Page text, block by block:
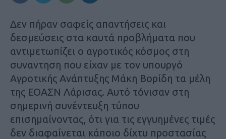
Δεν πήραν σαφείς απαντήσεις και
δεσμεύσεις στα καυτά προβλήματα που
αντιμετωπίζει ο αγροτικός κόσμος στη
συναντηση που είχαν με τον υπουργό
Αγροτικής Ανάπτυξης Μάκη Βορίδη τα μέλη
της ΕΟΑΣΝ Λάρισας. Αυτό τόνισαν στη
σημερινή συνέντευξη τύπου
επισημαίνοντας, ότι για τις εγγυημένες τιμές
δεν διαφαίνεται κάποιο δίχτυ προστασίας